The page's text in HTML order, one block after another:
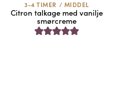
3-4 TIMER / MIDDEL
Citron talkage med vanilje
smørcreme